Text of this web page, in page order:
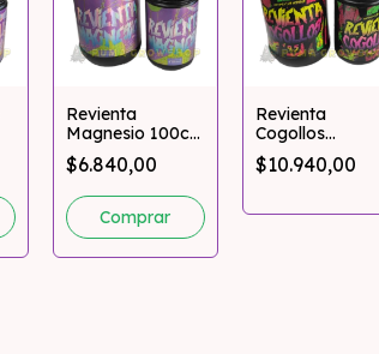
Revienta
Magnesio 100cc
- 200cc
$6.840,00
Comprar
Revienta
Cogollos
Bioestimulante
100ml - 200ml
$10.940,00